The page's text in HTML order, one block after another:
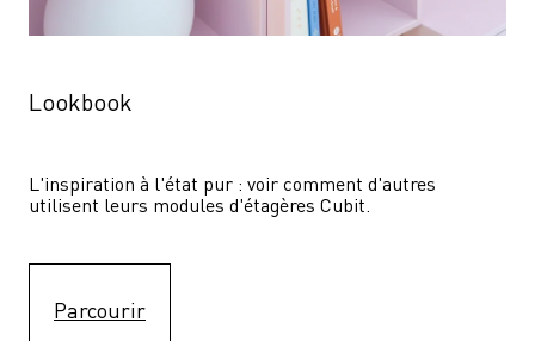
Lookbook
L'inspiration à l'état pur : voir comment d'autres
utilisent leurs modules d'étagères Cubit.
Parcourir